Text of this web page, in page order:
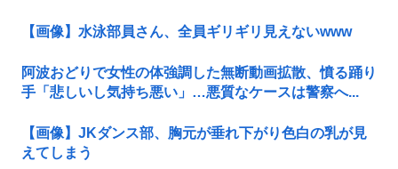
【画像】水泳部員さん、全員ギリギリ見えないwww
阿波おどりで女性の体強調した無断動画拡散、憤る踊り
手「悲しいし気持ち悪い」…悪質なケースは警察へ...
【画像】JKダンス部、胸元が垂れ下がり色白の乳が見
えてしまう